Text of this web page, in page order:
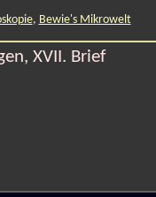
, Bewie's Mikrowelt
XVII. Brief